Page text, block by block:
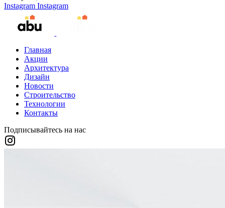
Instagram Instagram
Главная
Акции
Архитектура
Дизайн
Новости
Строительство
Технологии
Контакты
Подписывайтесь на нас